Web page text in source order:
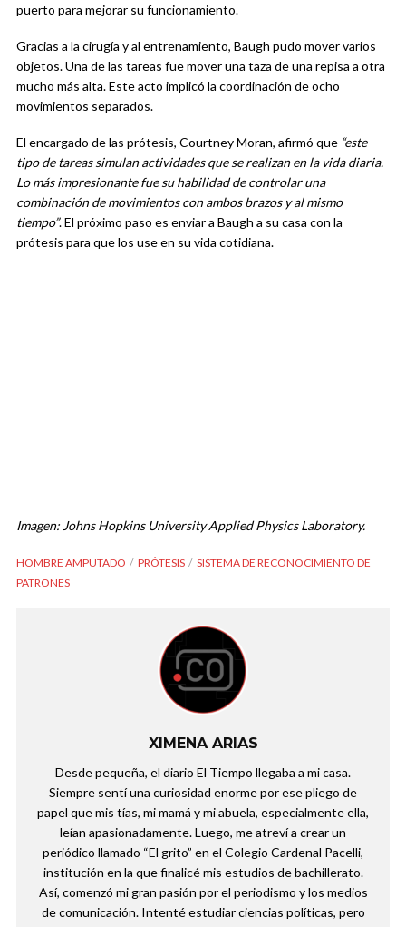
puerto para mejorar su funcionamiento.
Gracias a la cirugía y al entrenamiento, Baugh pudo mover varios
objetos. Una de las tareas fue mover una taza de una repisa a otra
mucho más alta. Este acto implicó la coordinación de ocho
movimientos separados.
El encargado de las prótesis, Courtney Moran, afirmó que “este
tipo de tareas simulan actividades que se realizan en la vida diaria.
Lo más impresionante fue su habilidad de controlar una
combinación de movimientos con ambos brazos y al mismo
tiempo”. El próximo paso es enviar a Baugh a su casa con la
prótesis para que los use en su vida cotidiana.
Imagen: Johns Hopkins University Applied Physics Laboratory.
HOMBRE AMPUTADO PRÓTESIS
SISTEMA DE RECONOCIMIENTO DE
PATRONES
XIMENA ARIAS
Desde pequeña, el diario El Tiempo llegaba a mi casa.
Siempre sentí una curiosidad enorme por ese pliego de
papel que mis tías, mi mamá y mi abuela, especialmente ella,
leían apasionadamente. Luego, me atreví a crear un
periódico llamado “El grito” en el Colegio Cardenal Pacelli,
institución en la que finalicé mis estudios de bachillerato.
Así, comenzó mi gran pasión por el periodismo y los medios
de comunicación. Intenté estudiar ciencias políticas, pero